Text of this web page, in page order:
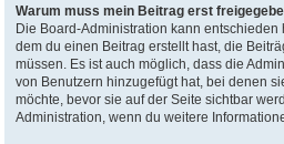
Warum muss mein Beitrag erst
Die Board-Administration kann entschieden
dem du einen Beitrag erstellt hast, die
müssen. Es ist auch möglich, dass die
von Benutzern hinzugefügt hat, bei denen
möchte, bevor sie auf der Seite sichtbar
Administration, wenn du weitere